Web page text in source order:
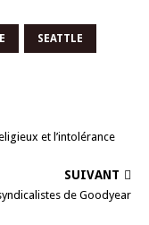
SEATTLE
et l’intolérance
SUIVANT
de Goodyear